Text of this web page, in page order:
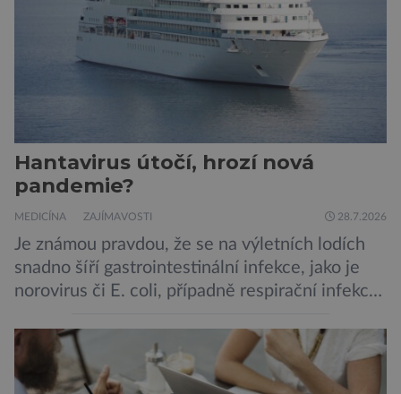
Hantavirus útočí, hrozí nová
pandemie?
MEDICÍNA ZAJÍMAVOSTI 28.7.2026
Je známou pravdou, že se na výletních lodích
snadno šíří gastrointestinální infekce, jako je
norovirus či E. coli, případně respirační infekce,
Ovšem slyšet o prvním ohnisku hantaviru na
výletní lodi bylo znepokojivé i pro odborníky.
Zdá se, že nebezpečí bylo prozatím zažehnáno.